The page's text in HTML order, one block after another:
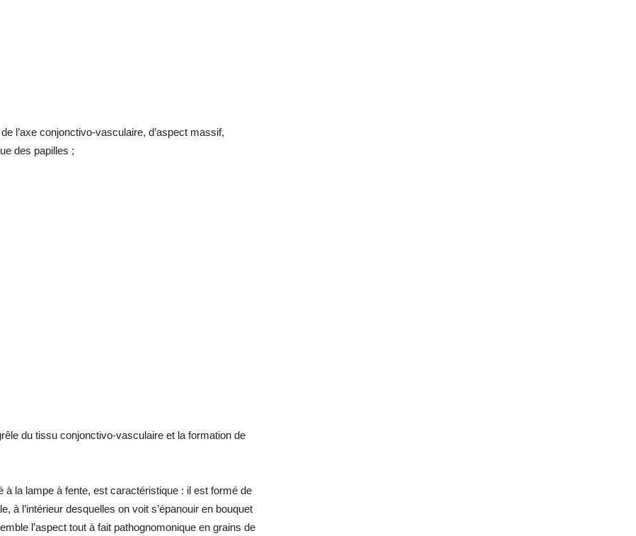
l’axe conjonctivo-vasculaire, d’aspect massif,
des papilles ;
du tissu conjonctivo-vasculaire et la formation de
à la lampe à fente, est caractéristique : il est formé de
à l’intérieur desquelles on voit s’épanouir en bouquet
l’aspect tout à fait pathognomonique en grains de